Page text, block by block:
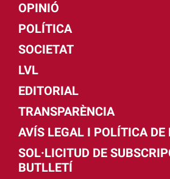
OPINIÓ
POLÍTICA
SOCIETAT
LVL
EDITORIAL
TRANSPARÈNCIA
AVÍS LEGAL I POLÍTICA DE
SOL·LICITUD DE
BUTLLETÍ